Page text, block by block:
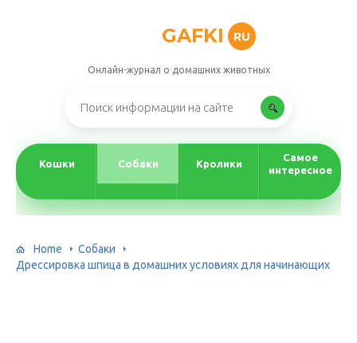
GAFKI RU
Онлайн-журнал о домашних животных
Кошки Собаки Кролики
Самое
интересное
Home
Собаки
Дрессировка шпица в домашних условиях для начинающих